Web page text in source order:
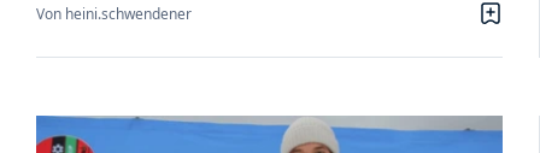
Von heini.schwendener